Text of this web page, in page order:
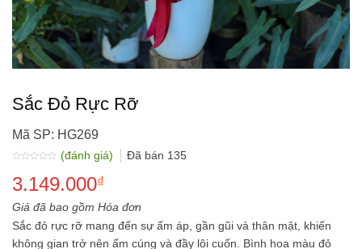
Sắc Đỏ Rực Rỡ
Mã SP: HG269
xếp
hạng
5
sao
(đánh giá) Đã bán 135
3.149.000₫
Giá đã bao gồm Hóa đơn
Sắc đỏ rực rỡ mang đến sự ấm áp, gần gũi và thân mật, khiến
không gian trở nên ấm cúng và đầy lôi cuốn. Bình hoa màu đỏ